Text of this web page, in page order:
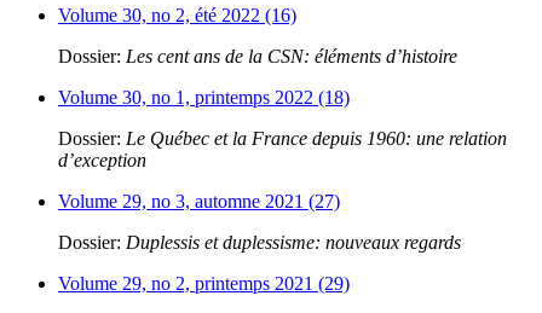
Volume 30, no 2, été 2022 (16)
Dossier: Les cent ans de la CSN: éléments d’histoire
Volume 30, no 1, printemps 2022 (18)
Dossier: Le Québec et la France depuis 1960: une relation
d’exception
Volume 29, no 3, automne 2021 (27)
Dossier: Duplessis et duplessisme: nouveaux regards
Volume 29, no 2, printemps 2021 (29)